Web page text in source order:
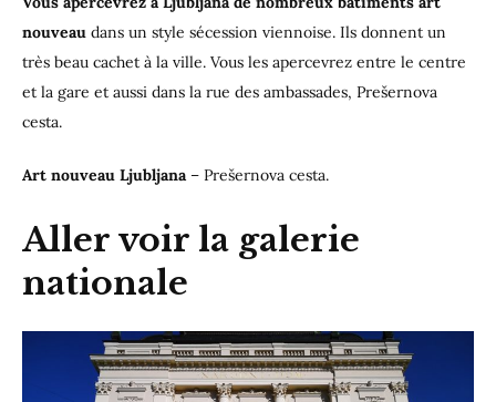
nouveau dans un style sécession viennoise. Ils donnent un
très beau cachet à la ville. Vous les apercevrez entre le centre
et la gare et aussi dans la rue des ambassades, Prešernova
cesta.
Art nouveau Ljubljana – Prešernova cesta.
Aller voir la galerie
nationale